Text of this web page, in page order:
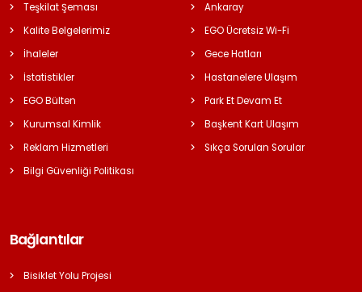
Teşkilat Şeması
Kalite Belgelerimiz
İhaleler
İstatistikler
EGO Bülten
Kurumsal Kimlik
Reklam Hizmetleri
Bilgi Güvenliği Politikası
Ankaray
EGO Ücretsiz Wi-Fi
Gece Hatları
Hastanelere Ulaşım
Park Et Devam Et
Başkent Kart Ulaşım
Sıkça Sorulan Sorular
Bağlantılar
Bisiklet Yolu Projesi